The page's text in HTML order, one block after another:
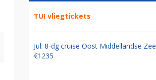
TUI vliegtickets
Jul: 8-dg cruise Oost Middellandse Zee
€1235